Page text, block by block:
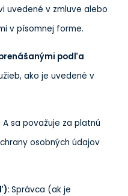
uvedené v zmluve alebo
v písomnej forme.
podľa
ako je uvedené v
sa považuje za platnú
osobných údajov
Správca (ak je